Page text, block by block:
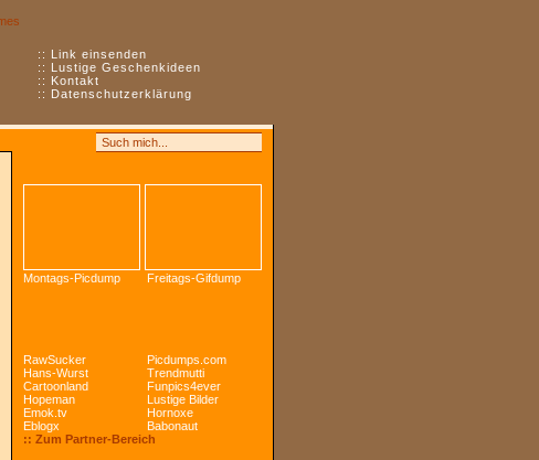
:: Link einsenden
:: Lustige Geschenkideen
:: Kontakt
:: Datenschutzerklärung
Montags-Picdump Freitags-Gifdump
RawSucker
Picdumps.com
Hans-Wurst
Trendmutti
Cartoonland
Funpics4ever
Hopeman
Lustige Bilder
Emok.tv
Hornoxe
Eblogx
Babonaut
:: Zum Partner-Bereich